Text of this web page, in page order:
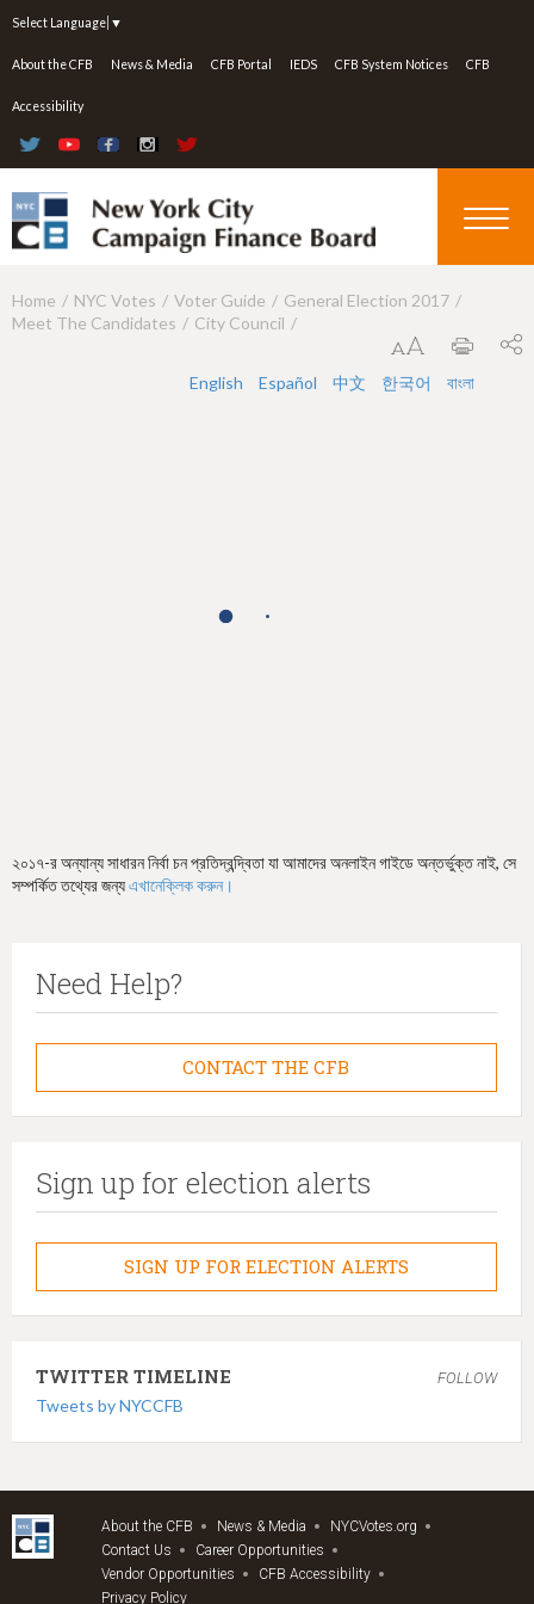
Select Language ▼
About the CFB News & Media CFB Portal IEDS CFB System Notices CFB
Accessibility
Y
Home NYC Votes Voter Guide
General Election 2017
Meet The Candidates
City Council
English Español 中文 한국어 বাংলা
২০১৭-র অন্যান্য সাধারন নির্বা চন প্রতিদ্বন্দ্বিতা যা আমাদের অনলাইন গাইডে অন্তর্ভুক্ত নাই, সে
সম্পর্কিত তথ্যের জন্যএখানেক্লিক করুন।
Need Help?
CONTACT THE CFB
Sign up for election alerts
SIGN UP FOR ELECTION ALERTS
TWITTER TIMELINE FOLLOW
Tweets by NYCCFB
About the CFB News & Media
NYCVotes.org
Contact Us
Career Opportunities
Vendor Opportunities
CFB Accessibility
Privacy Policy